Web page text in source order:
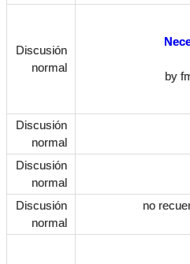
Discusión
normal
by
Discusión
normal
Discusión
normal
Discusión
normal
no